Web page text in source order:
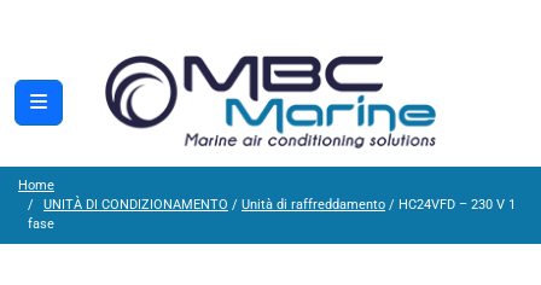
Home
UNITÀ DI CONDIZIONAMENTO / Unità di raffreddamento / HC24VFD – 230 V 1
fase